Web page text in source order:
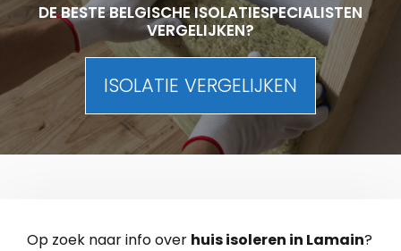
DE BESTE BELGISCHE ISOLATIESPECIALISTEN
VERGELIJKEN?
ISOLATIE VERGELIJKEN
Op zoek naar info over huis isoleren in Lamain?